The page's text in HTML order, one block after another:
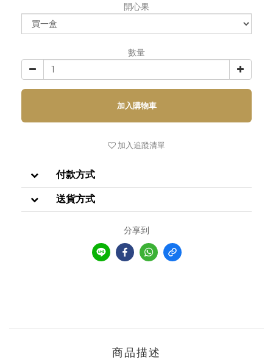
開心果
數量
加入購物車
加入追蹤清單
付款方式
送貨方式
分享到
商品描述